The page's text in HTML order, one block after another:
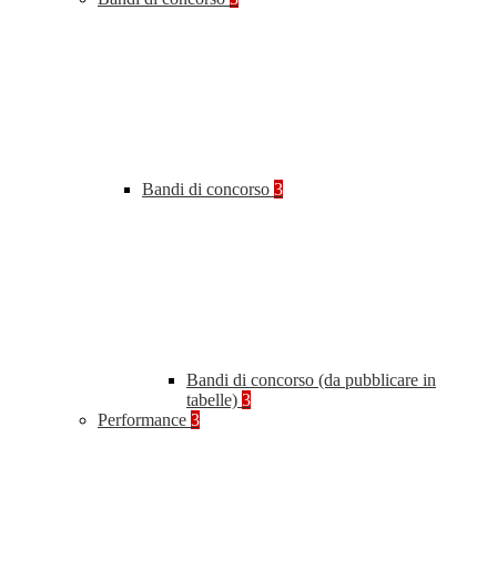
Bandi di concorso 3
Bandi di concorso (da pubblicare in
tabelle) 3
Performance 3